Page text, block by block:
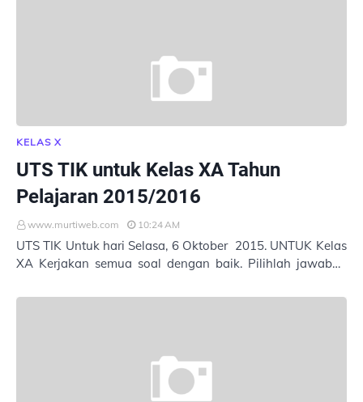
KELAS X
UTS TIK untuk Kelas XA Tahun
Pelajaran 2015/2016
www.murtiweb.com 10:24 AM
UTS TIK Untuk hari Selasa, 6 Oktober 2015. UNTUK Kelas
XA Kerjakan semua soal dengan baik. Pilihlah jawaban